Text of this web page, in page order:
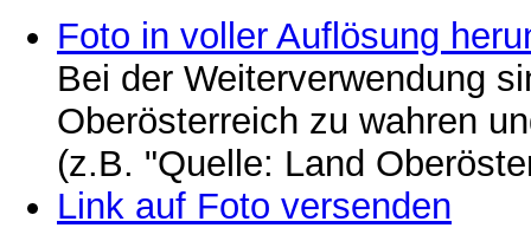
Foto in voller Auflösung
Bei der Weiterverwendung
Oberösterreich zu wahren
(z.B. "Quelle: Land
Link auf Foto versenden